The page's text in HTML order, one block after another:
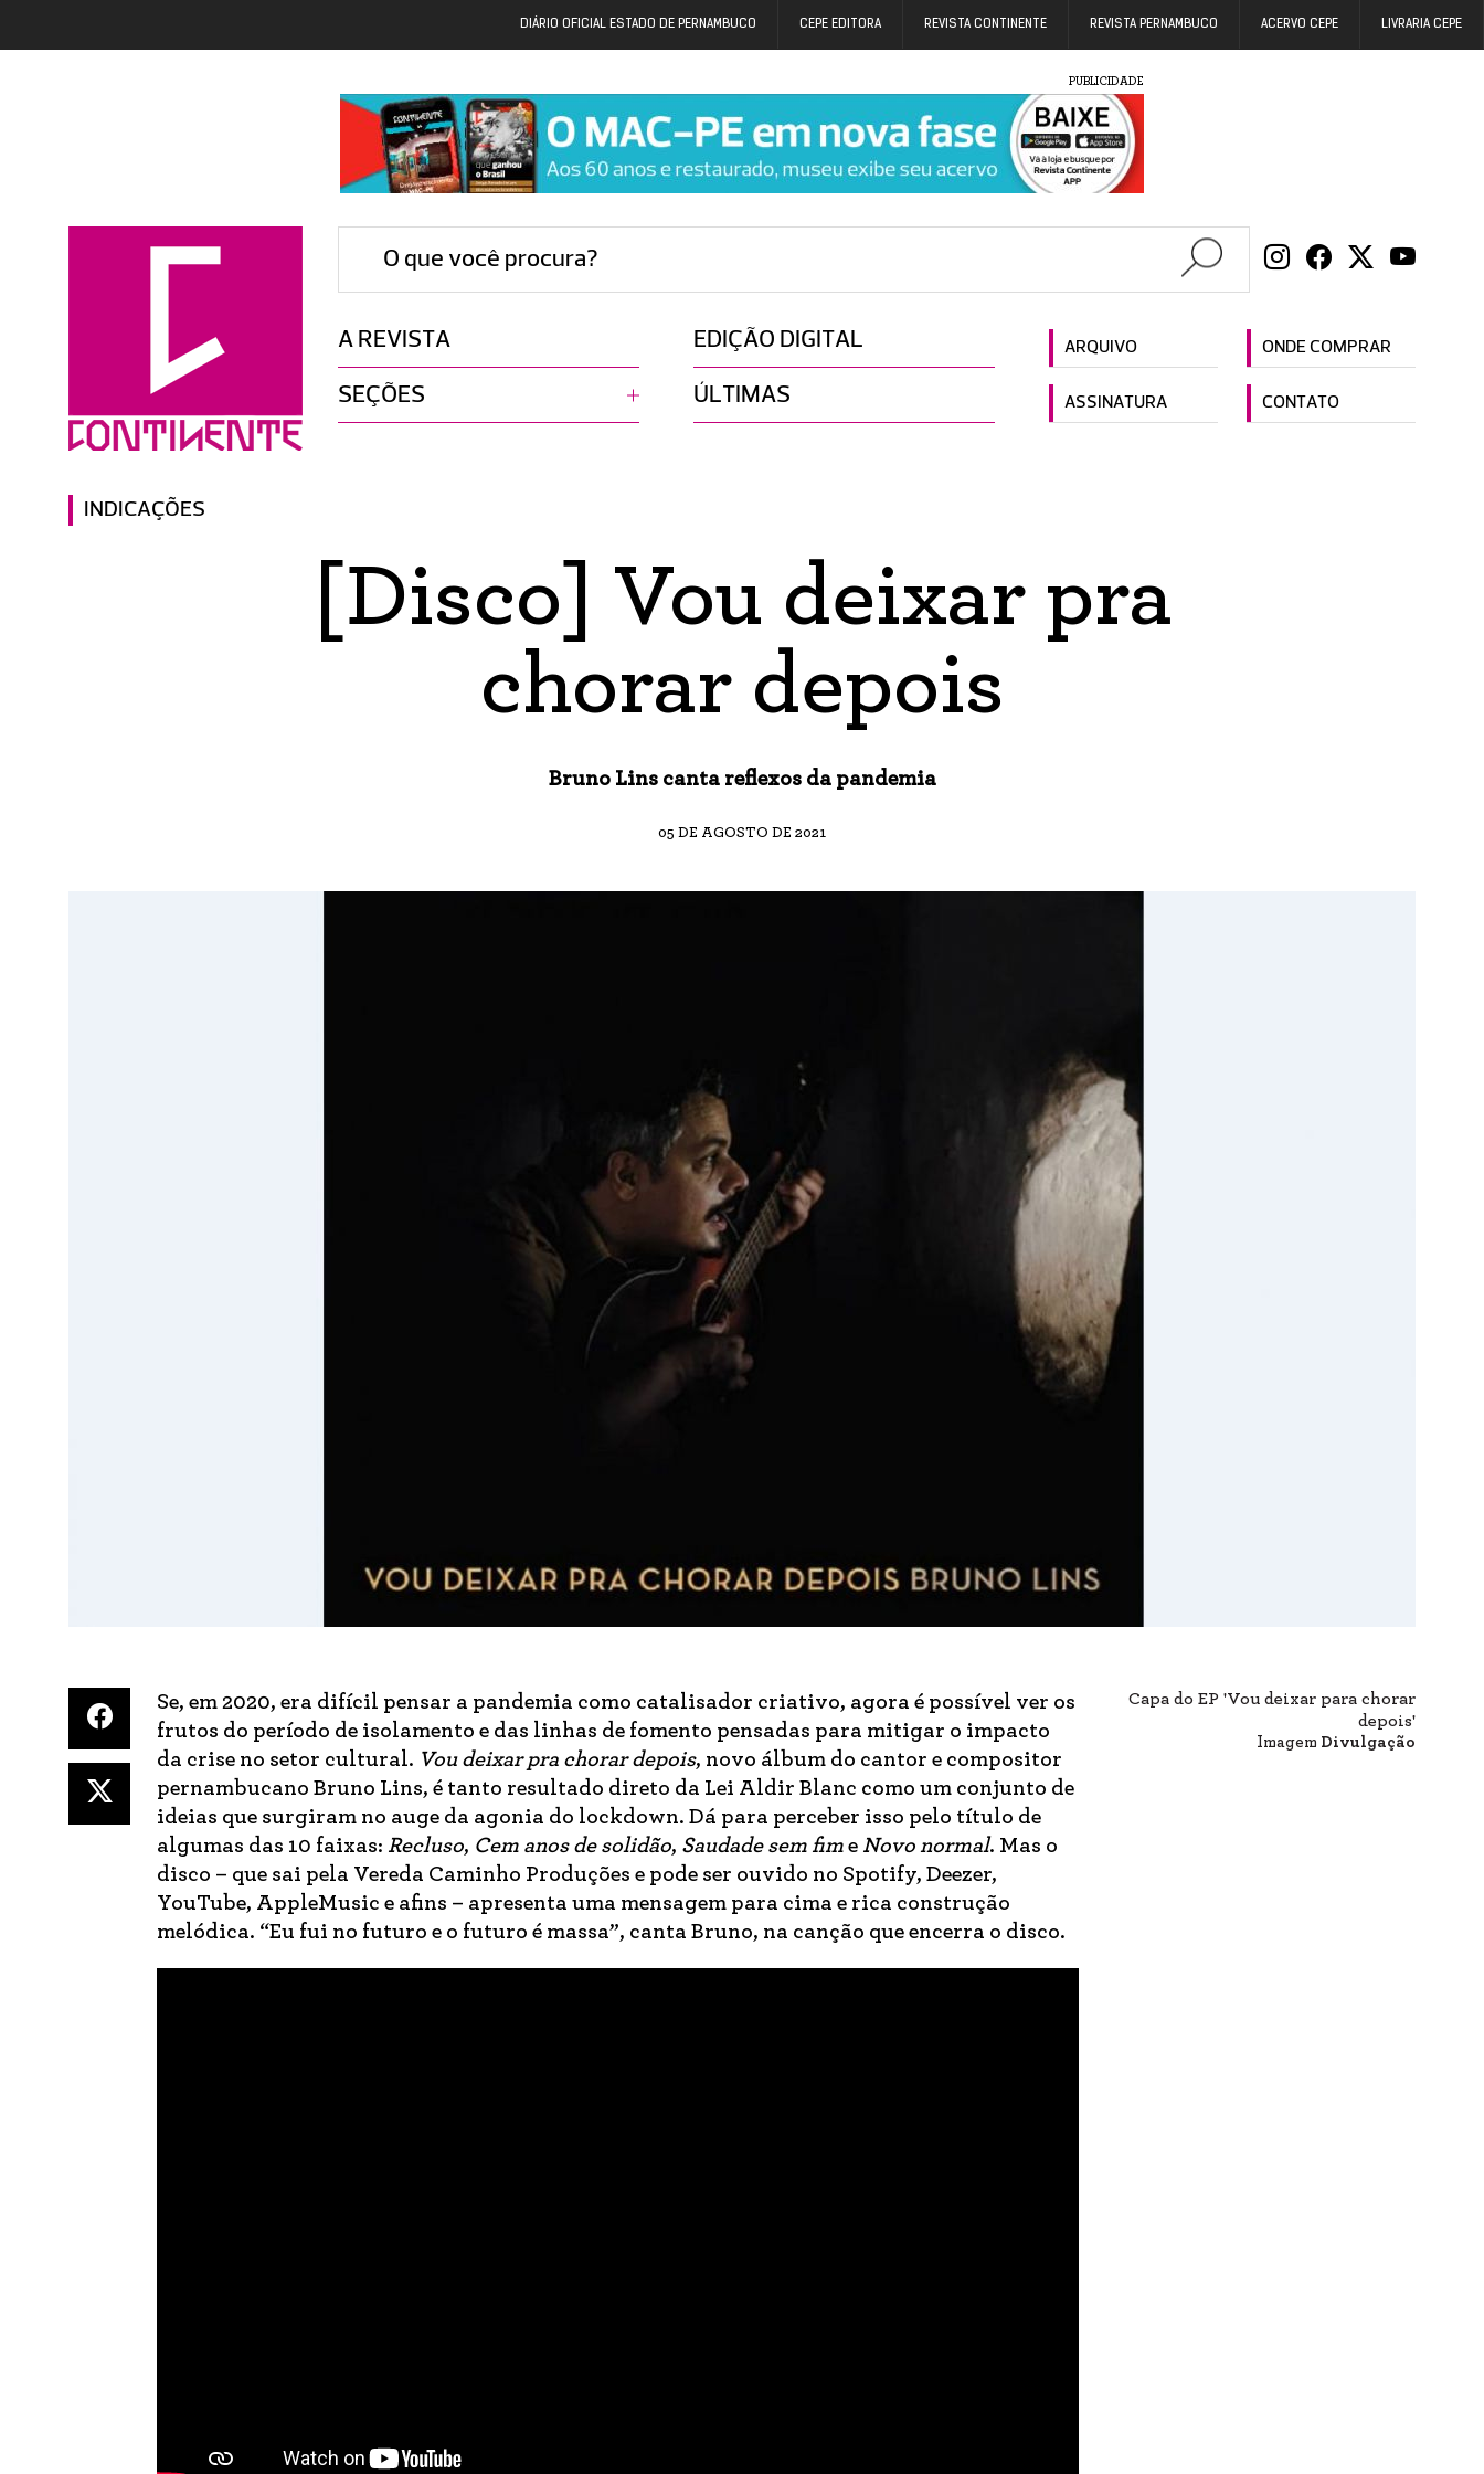
DIÁRIO OFICIAL ESTADO DE PERNAMBUCO CEPE EDITORA REVISTA CONTINENTE REVISTA PERNAMBUCO ACERVO CEPE LIVRARIA CEPE
PUBLICIDADE
O que você procura?
A REVISTA EDIÇÃO DIGITAL ARQUIVO ONDE COMPRAR
SEÇÕES ÚLTIMAS ASSINATURA CONTATO
INDICAÇÕES
[Disco] Vou deixar pra
chorar depois
Bruno Lins canta reflexos da pandemia
05 DE AGOSTO DE 2021
Capa do EP 'Vou deixar para chorar
depois'
Imagem Divulgação
Se, em 2020, era difícil pensar a pandemia como catalisador criativo, agora é possível ver os
frutos do período de isolamento e das linhas de fomento pensadas para mitigar o impacto
da crise no setor cultural. Vou deixar pra chorar depois, novo álbum do cantor e compositor
pernambucano Bruno Lins, é tanto resultado direto da Lei Aldir Blanc como um conjunto de
ideias que surgiram no auge da agonia do lockdown. Dá para perceber isso pelo título de
algumas das 10 faixas: Recluso, Cem anos de solidão, Saudade sem fim e Novo normal. Mas o
disco – que sai pela Vereda Caminho Produções e pode ser ouvido no Spotify, Deezer,
YouTube, AppleMusic e afins – apresenta uma mensagem para cima e rica construção
melódica. “Eu fui no futuro e o futuro é massa”, canta Bruno, na canção que encerra o disco.